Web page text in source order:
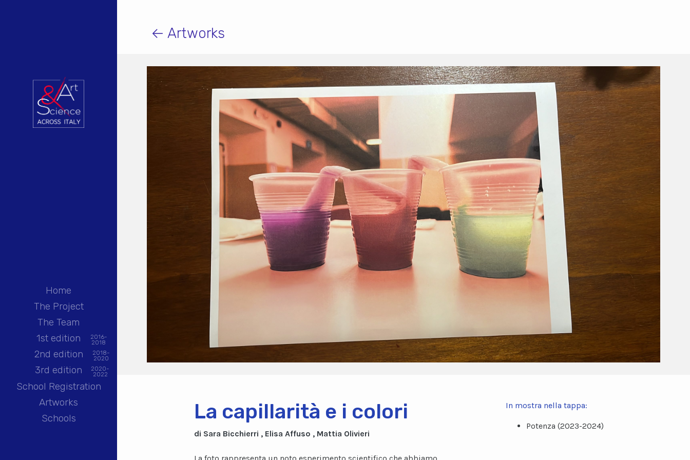
Home
The Project
The Team
1st edition
2016-
2018
2nd edition 2018-
2020
3rd edition 2020-
2022
School Registration
Artworks
Schools
← Artworks
La capillarità e i colori
di Sara Bicchierri , Elisa Affuso , Mattia Olivieri
In mostra nella tappa:
Potenza (2023-2024)